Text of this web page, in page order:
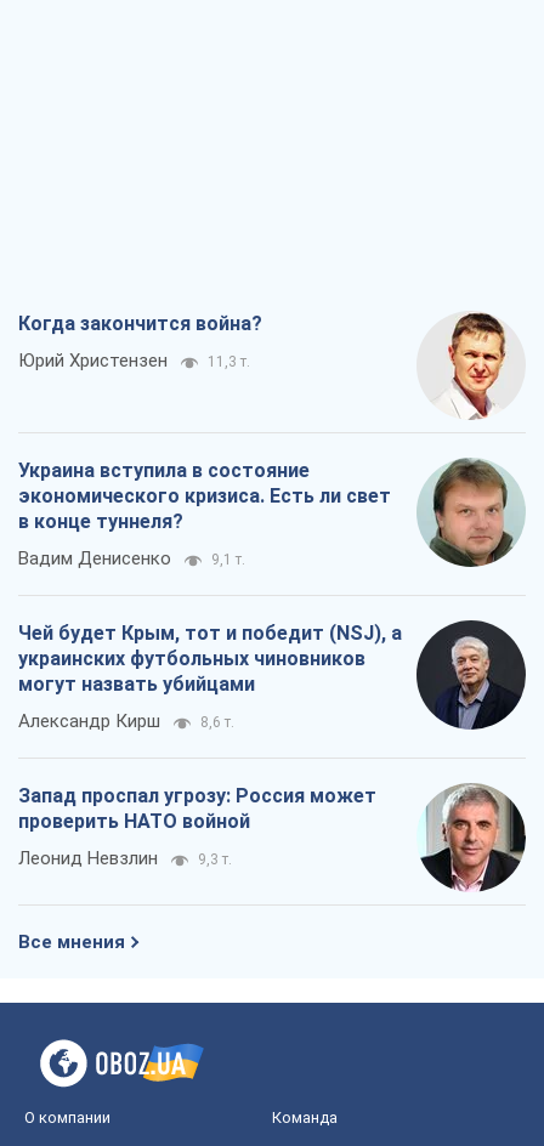
Когда закончится война?
Юрий Христензен 11,3 т.
Украина вступила в состояние
экономического кризиса. Есть ли свет
в конце туннеля?
Вадим Денисенко 9,1 т.
Чей будет Крым, тот и победит (NSJ), а
украинских футбольных чиновников
могут назвать убийцами
Александр Кирш 8,6 т.
Запад проспал угрозу: Россия может
проверить НАТО войной
Леонид Невзлин 9,3 т.
Все мнения
О компании Команда